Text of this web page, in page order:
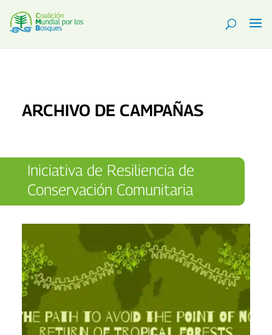
ARCHIVO DE CAMPAÑAS
Iniciativa de Resiliencia de
Conservación Comunitaria